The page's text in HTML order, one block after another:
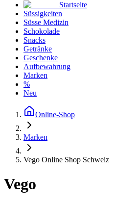
Startseite
Süssigkeiten
Süsse Medizin
Schokolade
Snacks
Getränke
Geschenke
Aufbewahrung
Marken
%
Neu
Online-Shop
Marken
Vego Online Shop Schweiz
Vego